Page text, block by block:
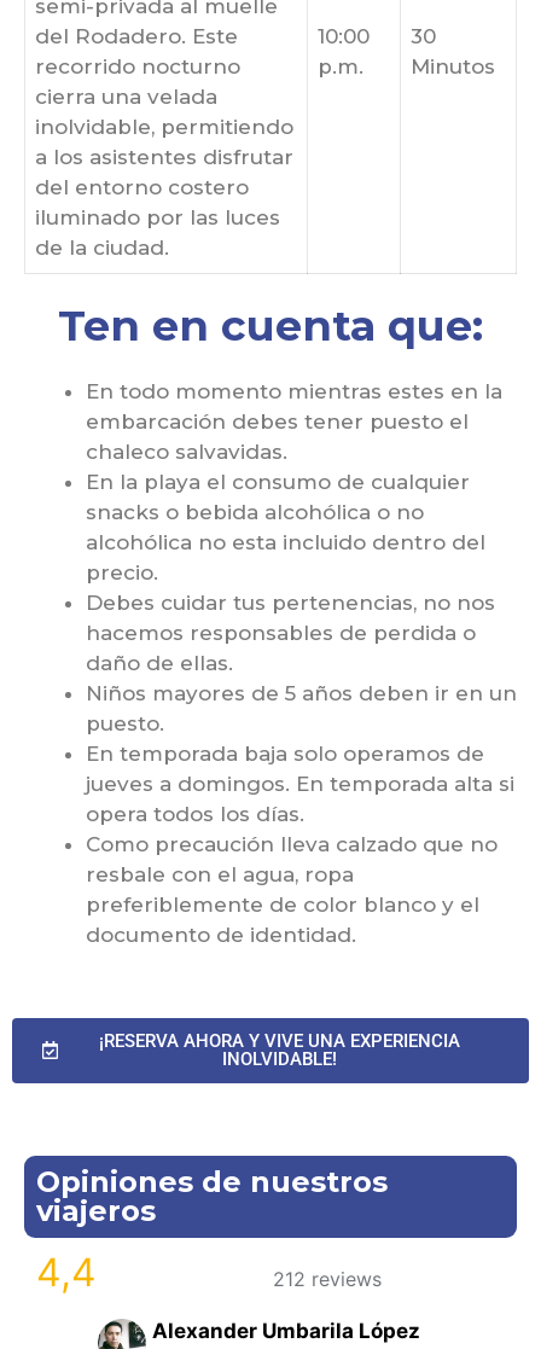
semi-privada al muelle
del Rodadero. Este
recorrido nocturno
cierra una velada
inolvidable, permitiendo
a los asistentes disfrutar
del entorno costero
iluminado por las luces
de la ciudad.
10:00
p.m.
30
Minutos
Ten en cuenta que:
En todo momento mientras estes en la
embarcación debes tener puesto el
chaleco salvavidas.
En la playa el consumo de cualquier
snacks o bebida alcohólica o no
alcohólica no esta incluido dentro del
precio.
Debes cuidar tus pertenencias, no nos
hacemos responsables de perdida o
daño de ellas.
Niños mayores de 5 años deben ir en un
puesto.
En temporada baja solo operamos de
jueves a domingos. En temporada alta si
opera todos los días.
Como precaución lleva calzado que no
resbale con el agua, ropa
preferiblemente de color blanco y el
documento de identidad.
¡RESERVA AHORA Y VIVE UNA EXPERIENCIA
INOLVIDABLE!
Opiniones de nuestros
viajeros
4,4 212 reviews
Alexander Umbarila López